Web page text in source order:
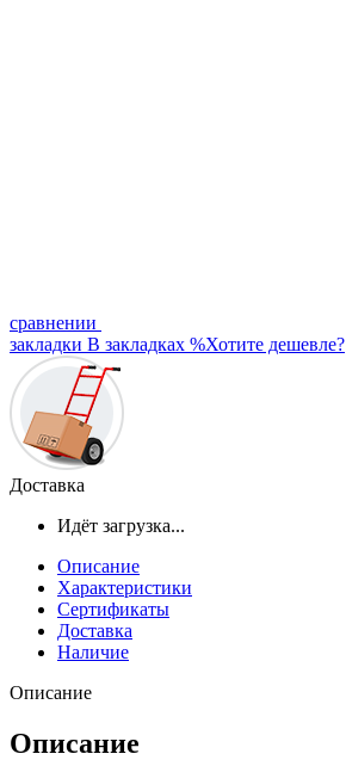
сравнении
закладки В закладках %Хотите дешевле?
Доставка
Идёт загрузка...
Описание
Характеристики
Сертификаты
Доставка
Наличие
Описание
Описание